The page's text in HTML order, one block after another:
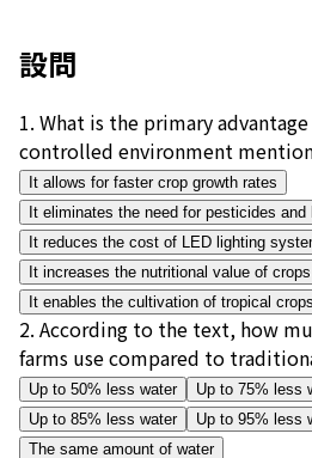
設問
1. What is the primary
controlled environment
It allows for faster crop growth rates
It eliminates the need for pesticides and
It reduces the cost of LED lighting
It increases the nutritional value of crops
It enables the cultivation of tropical crops
2. According to the text, how
farms use compared to
Up to 50% less water
Up to 75% less
Up to 85% less water
Up to 95% less
The same amount of water